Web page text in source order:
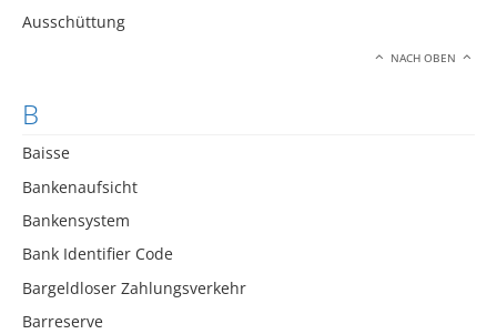
Ausschüttung
NACH OBEN
B
Baisse
Bankenaufsicht
Bankensystem
Bank Identifier Code
Bargeldloser Zahlungsverkehr
Barreserve